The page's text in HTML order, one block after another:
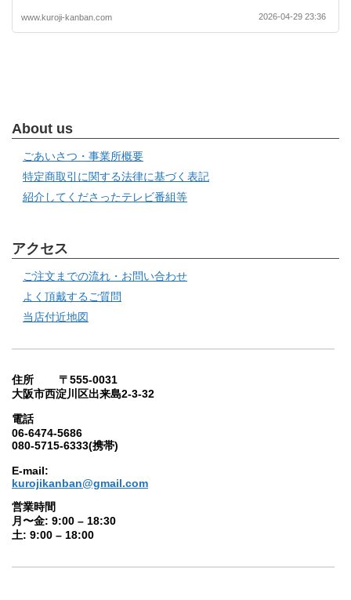
www.kuroji-kanban.com 2026-04-29 23:36
About us
ごあいさつ・事業所概要
特定商取引に関する法律に基づく表記
紹介してくださったテレビ番組等
アクセス
ご注文までの流れ・お問い合わせ
よく頂戴するご質問
当店付近地図
住所 〒555-0031
大阪市西淀川区出来島2-3-32
電話
06-6474-5686
080-5715-6333(携帯)
E-mail:
kurojikanban@gmail.com
営業時間
月〜金: 9:00 – 18:30
土: 9:00 – 18:00